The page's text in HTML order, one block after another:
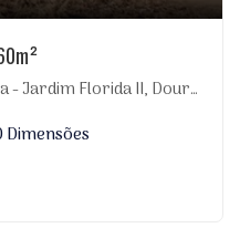
Florida II, Dourados-MS
Dimensões